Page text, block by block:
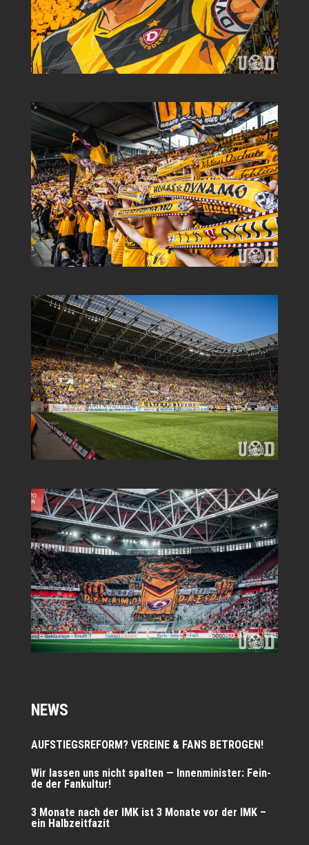
NEWS
AUFSTIEGSREFORM? VEREINE & FANS BETROGEN!
Wir las­sen uns nicht spal­ten — Innen­mi­nis­ter: Fein­
de der Fankultur!
3 Mona­te nach der IMK ist 3 Mona­te vor der IMK –
ein Halbzeitfazit